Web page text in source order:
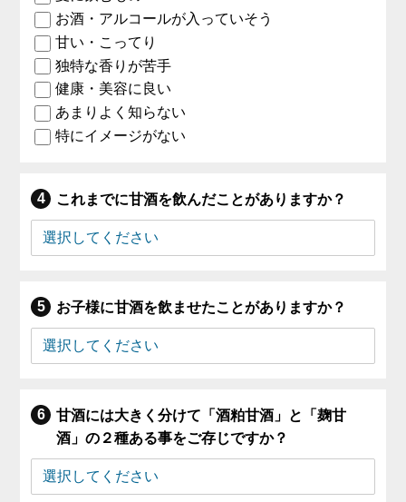
お酒・アルコールが入っていそう
甘い・こってり
独特な香りが苦手
健康・美容に良い
あまりよく知らない
特にイメージがない
これまでに甘酒を飲んだことがありますか？
お子様に甘酒を飲ませたことがありますか？
甘酒には大きく分けて「酒粕甘酒」と「麹甘
酒」の２種ある事をご存じですか？